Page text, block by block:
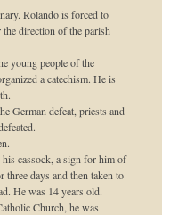
Rolando is forced to
direction of the parish
young people of the
a catechism. He is
German defeat, priests and
cassock, a sign for him of
days and then taken to
He was 14 years old.
Church, he was